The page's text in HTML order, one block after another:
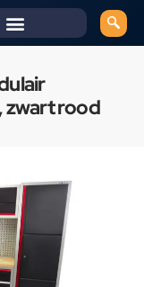
zwart rood